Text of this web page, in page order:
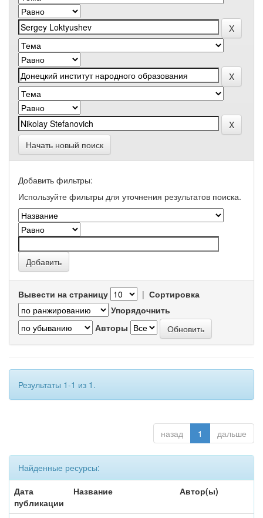
Начать новый поиск
Добавить фильтры:
Используйте фильтры для уточнения результатов поиска.
Вывести на страницу | Сортировка
Упорядочнить
Авторы
Результаты 1-1 из 1.
назад 1 дальше
Найденные ресурсы:
Дата
публикации
Название Автор(ы)